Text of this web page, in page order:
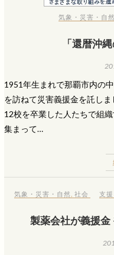
気象・災害・自然
「還暦沖
1951年生まれで那覇市内の
を訪ねて災害義援金を託し
12校を卒業した人たちで組
集まって…
気象・災害・自然 ,社会 支援
製薬会社が義援